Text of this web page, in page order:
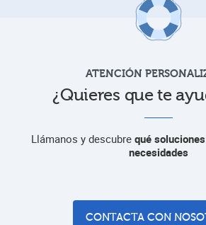
ATENCIÓN
¿Quieres que te
Llámanos y descubre qué
necesidades
CONTACTA CON